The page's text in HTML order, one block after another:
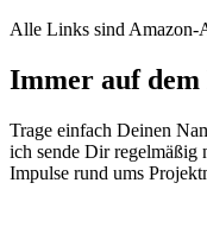
Alle Links sind
Immer auf dem
Trage einfach Deinen
ich sende Dir regelmäßig
Impulse rund ums